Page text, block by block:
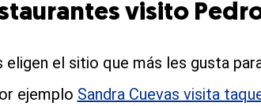
visito
el sitio que más les gusta
ejemplo Sandra Cuevas visita